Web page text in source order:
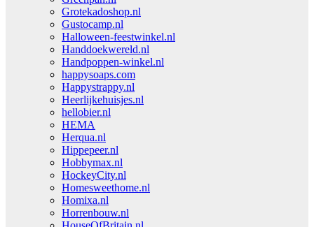
Grotekadoshop.nl
Gustocamp.nl
Halloween-feestwinkel.nl
Handdoekwereld.nl
Handpoppen-winkel.nl
happysoaps.com
Happystrappy.nl
Heerlijkehuisjes.nl
hellobier.nl
HEMA
Herqua.nl
Hippepeer.nl
Hobbymax.nl
HockeyCity.nl
Homesweethome.nl
Homixa.nl
Horrenbouw.nl